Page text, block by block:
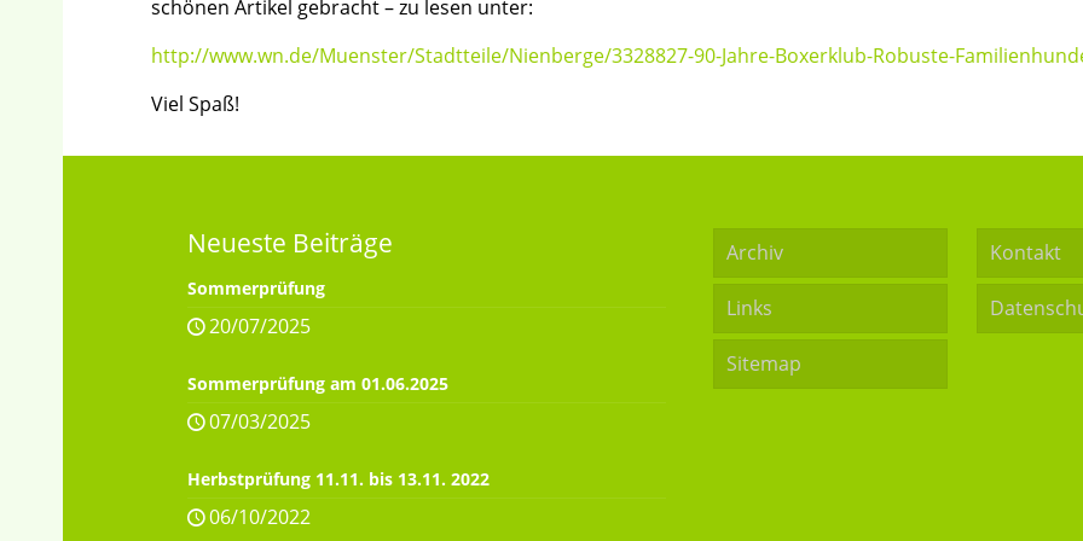
schönen Artikel gebracht – zu lesen unter:
http://www.wn.de/Muenster/Stadtteile/Nienberge/3328827-90-Jahre-Boxerklub-Robuste-
Viel Spaß!
Neueste Beiträge
Sommerprüfung
20/07/2025
Sommerprüfung am 01.06.2025
07/03/2025
Herbstprüfung 11.11. bis 13.11. 2022
06/10/2022
Archiv
Links
Sitemap
Kontakt